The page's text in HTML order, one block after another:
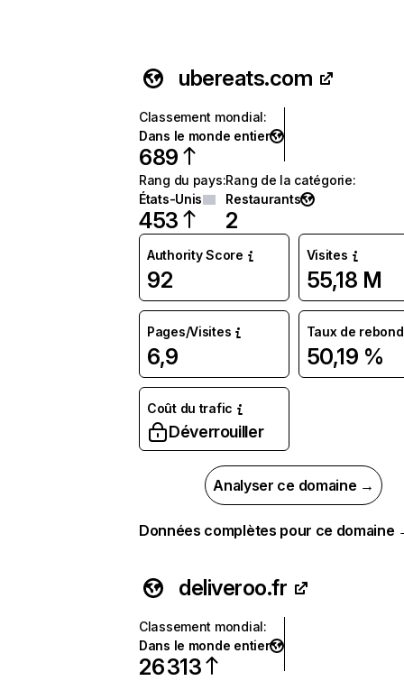
ubereats.com
Classement mondial:
Dans le monde entier
689
Rang du pays:
États-Unis
453
Rang de la catégorie:
Restaurants
2
Authority Score
92
Visites
55,18 M
Pages/Visites
6,9
Taux de rebond
50,19 %
Coût du trafic
Déverrouiller
Analyser ce domaine →
Données complètes pour ce domaine
deliveroo.fr
Classement mondial:
Dans le monde entier
26 313